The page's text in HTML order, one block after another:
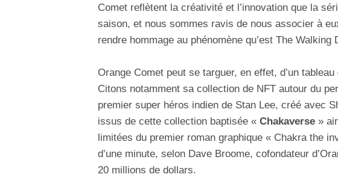
Comet reflètent la créativité et l’innovation que la
saison, et nous sommes ravis de nous associer à
rendre hommage au phénomène qu’est The Walking
Orange Comet peut se targuer, en effet, d’un
Citons notamment sa collection de NFT autour du
premier super héros indien de Stan Lee, créé avec
issus de cette collection baptisée « Chakaverse »
limitées du premier roman graphique « Chakra the
d’une minute, selon Dave Broome, cofondateur
20 millions de dollars.